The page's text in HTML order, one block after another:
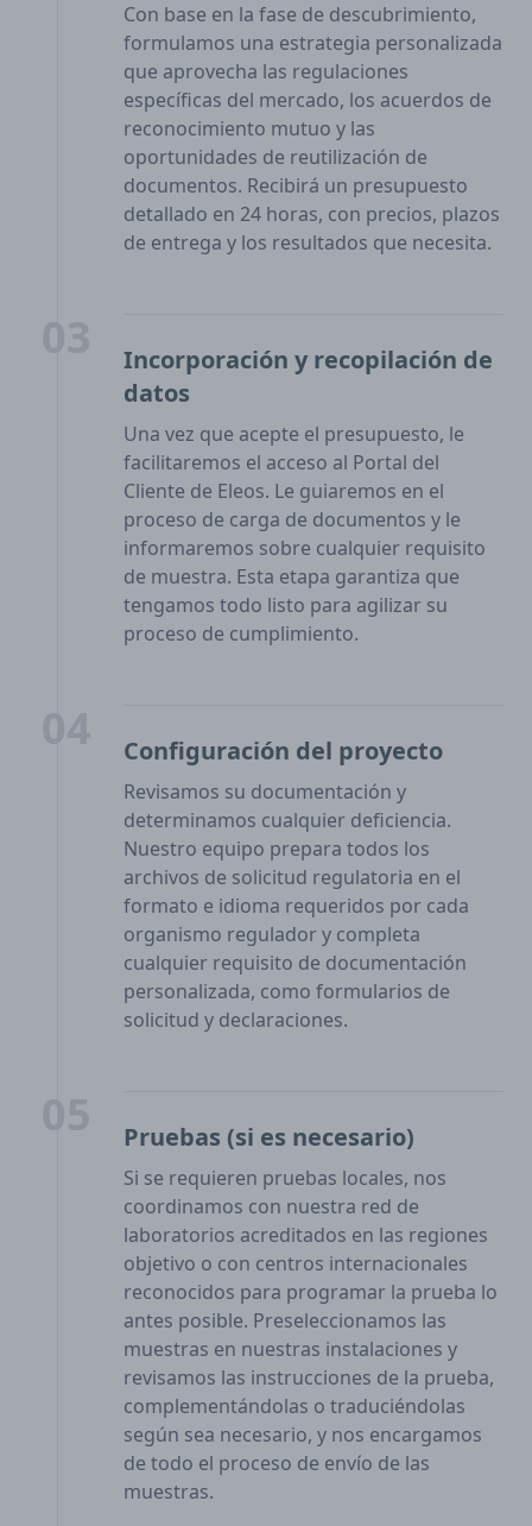
Con base en la fase de descubrimiento,
formulamos una estrategia personalizada
que aprovecha las regulaciones
específicas del mercado, los acuerdos de
reconocimiento mutuo y las
oportunidades de reutilización de
documentos. Recibirá un presupuesto
detallado en 24 horas, con precios, plazos
de entrega y los resultados que necesita.
Incorporación y recopilación de
datos
Una vez que acepte el presupuesto, le
facilitaremos el acceso al Portal del
Cliente de Eleos. Le guiaremos en el
proceso de carga de documentos y le
informaremos sobre cualquier requisito
de muestra. Esta etapa garantiza que
tengamos todo listo para agilizar su
proceso de cumplimiento.
Configuración del proyecto
Revisamos su documentación y
determinamos cualquier deficiencia.
Nuestro equipo prepara todos los
archivos de solicitud regulatoria en el
formato e idioma requeridos por cada
organismo regulador y completa
cualquier requisito de documentación
personalizada, como formularios de
solicitud y declaraciones.
Pruebas (si es necesario)
Si se requieren pruebas locales, nos
coordinamos con nuestra red de
laboratorios acreditados en las regiones
objetivo o con centros internacionales
reconocidos para programar la prueba lo
antes posible. Preseleccionamos las
muestras en nuestras instalaciones y
revisamos las instrucciones de la prueba,
complementándolas o traduciéndolas
según sea necesario, y nos encargamos
de todo el proceso de envío de las
muestras.